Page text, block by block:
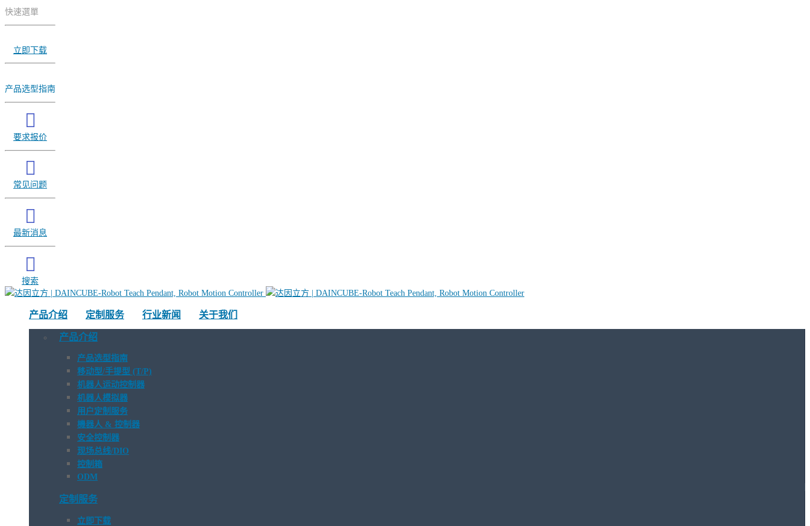
快速選單
立即下载
产品选型指南
要求报价
常见问题
最新消息
搜索
产品介绍 定制服务 行业新闻 关于我们
产品介绍
产品选型指南
移动型/手提型 (T/P)
机器人运动控制器
机器人模拟器
用户定制服务
機器人 & 控制器
安全控制器
现场总线/DIO
控制箱
ODM
定制服务
立即下载